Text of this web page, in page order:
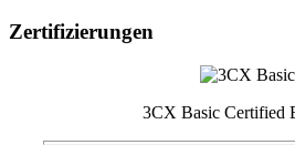
Zertifizierungen
3CX Basic Certified